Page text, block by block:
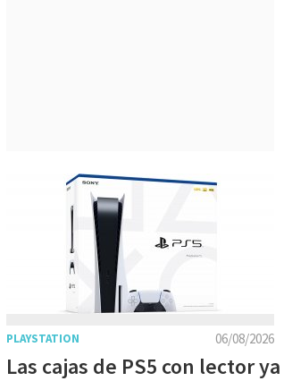
06/08/2026
PLAYSTATION
Las cajas de PS5 con lector ya